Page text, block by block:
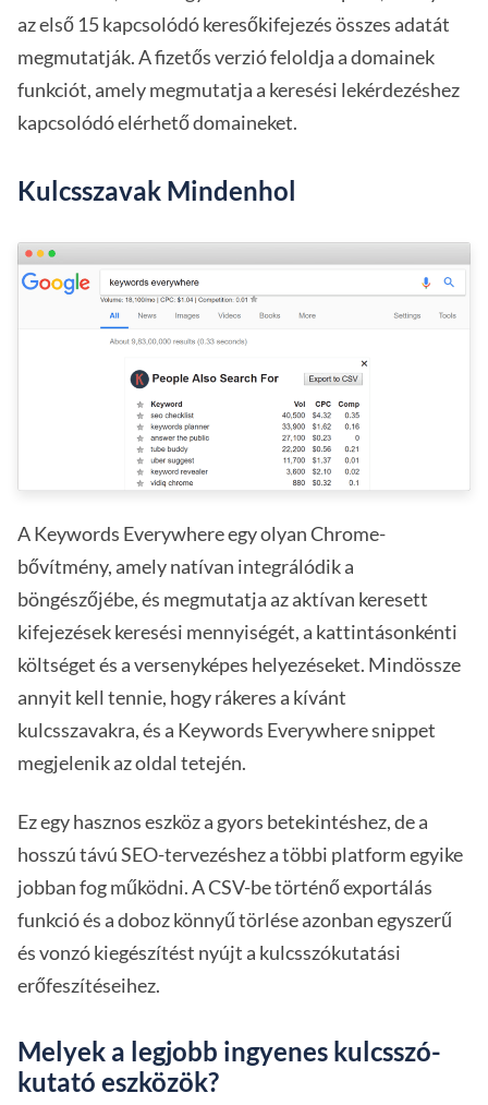
az első 15 kapcsolódó keresőkifejezés összes adatát
megmutatják. A fizetős verzió feloldja a domainek
funkciót, amely megmutatja a keresési lekérdezéshez
kapcsolódó elérhető domaineket.
Kulcsszavak Mindenhol
A Keywords Everywhere egy olyan Chrome-
bővítmény, amely natívan integrálódik a
böngészőjébe, és megmutatja az aktívan keresett
kifejezések keresési mennyiségét, a kattintásonkénti
költséget és a versenyképes helyezéseket. Mindössze
annyit kell tennie, hogy rákeres a kívánt
kulcsszavakra, és a Keywords Everywhere snippet
megjelenik az oldal tetején.
Ez egy hasznos eszköz a gyors betekintéshez, de a
hosszú távú SEO-tervezéshez a többi platform egyike
jobban fog működni. A CSV-be történő exportálás
funkció és a doboz könnyű törlése azonban egyszerű
és vonzó kiegészítést nyújt a kulcsszókutatási
erőfeszítéseihez.
Melyek a legjobb ingyenes kulcsszó-
kutató eszközök?